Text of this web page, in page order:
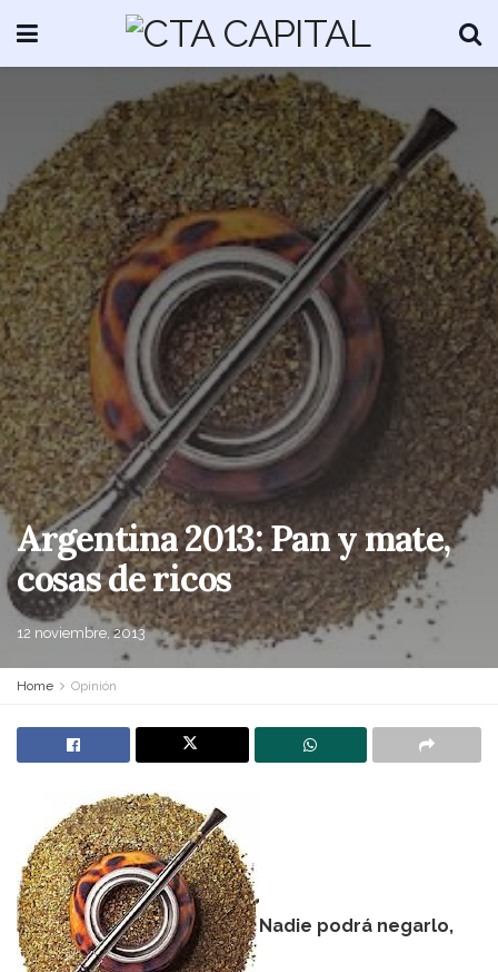
Argentina 2013: Pan y mate,
cosas de ricos
12 noviembre, 2013
Home Opinión
Nadie podrá negarlo,